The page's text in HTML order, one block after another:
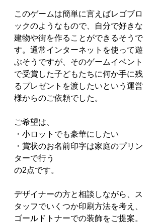
このゲームは簡単に言えばレゴブロ
ックのようなもので、自分で好きな
建物や街を作ることができるそうで
す。通常インターネットを使って遊
ぶそうですが、そのゲームイベント
で受賞した子どもたちに何か手に残
るプレゼントを渡したいという運営
様からのご依頼でした。
ご希望は、
・小ロットでも豪華にしたい
・賞状のお名前印字は家庭のプリン
ターで行う
の2点です。
デザイナーの方と相談しながら、ス
タッフでいくつか印刷方法を考え、
ゴールドトナーでの装飾をご提案。